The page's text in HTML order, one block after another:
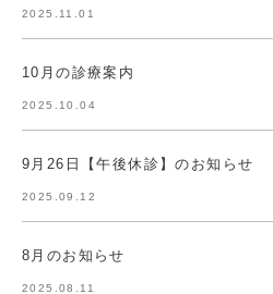
2025.11.01
10月の診療案内
2025.10.04
9月26日【午後休診】のお知らせ
2025.09.12
8月のお知らせ
2025.08.11